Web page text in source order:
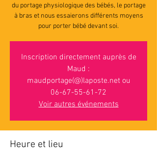
du portage physiologique des bébés, le portage
à bras et nous essaierons différents moyens
pour porter bébé devant soi.
Inscription directement auprès de
Maud :
maudportage(@)laposte.net ou
06-67-55-61-72
Voir autres événements
Heure et lieu